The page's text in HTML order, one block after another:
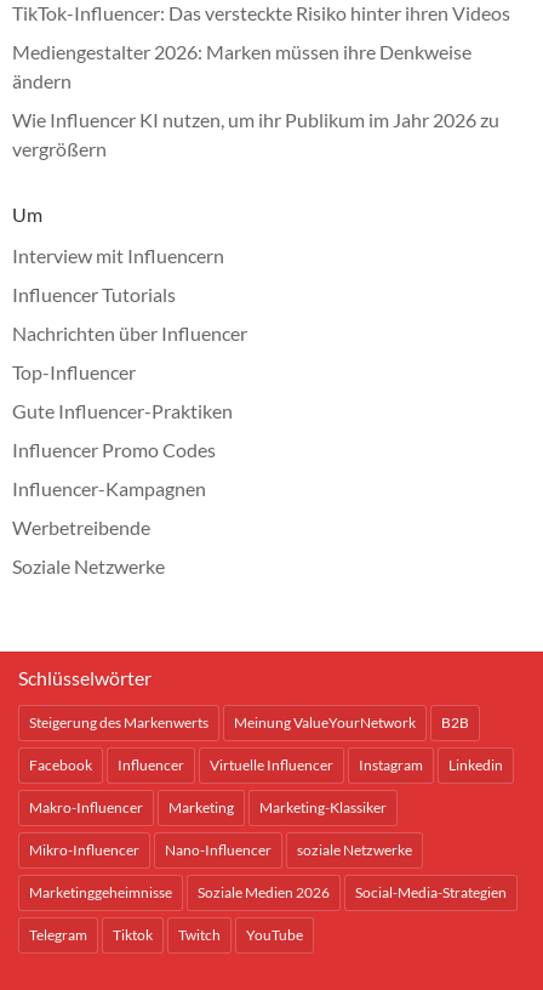
TikTok-Influencer: Das versteckte Risiko hinter ihren Videos
Mediengestalter 2026: Marken müssen ihre Denkweise
ändern
Wie Influencer KI nutzen, um ihr Publikum im Jahr 2026 zu
vergrößern
Um
Interview mit Influencern
Influencer Tutorials
Nachrichten über Influencer
Top-Influencer
Gute Influencer-Praktiken
Influencer Promo Codes
Influencer-Kampagnen
Werbetreibende
Soziale Netzwerke
Schlüsselwörter
Steigerung des Markenwerts Meinung ValueYourNetwork B2B
Facebook Influencer Virtuelle Influencer Instagram Linkedin
Makro-Influencer Marketing Marketing-Klassiker
Mikro-Influencer Nano-Influencer soziale Netzwerke
Marketinggeheimnisse Soziale Medien 2026 Social-Media-Strategien
Telegram Tiktok Twitch YouTube